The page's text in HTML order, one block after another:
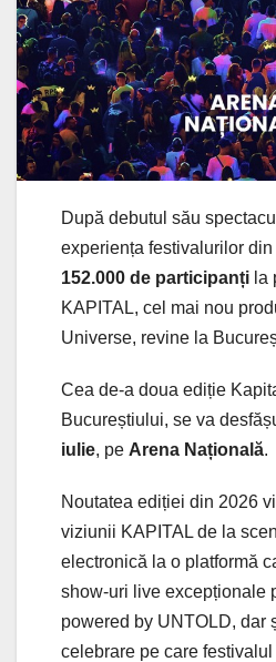
După debutul său
experiența festivalurilor
152.000 de participanți la
KAPITAL, cel mai nou
Universe, revine la
Cea de-a doua ediție
Bucureștiului, se va
iulie, pe Arena Națională.
Noutatea ediției din 2026
viziunii KAPITAL de la
electronică la o platformă
show-uri live excepționale
powered by UNTOLD, dar
celebrare pe care festivalul